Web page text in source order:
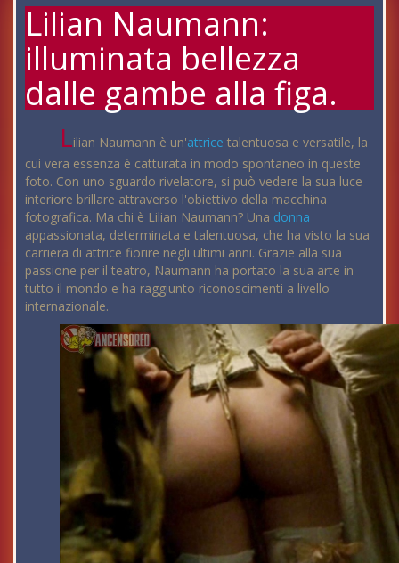
Lilian Naumann:
illuminata bellezza
dalle gambe alla figa.
Lilian Naumann è un'attrice talentuosa e versatile, la
cui vera essenza è catturata in modo spontaneo in queste
foto. Con uno sguardo rivelatore, si può vedere la sua luce
interiore brillare attraverso l'obiettivo della macchina
fotografica. Ma chi è Lilian Naumann? Una donna
appassionata, determinata e talentuosa, che ha visto la sua
carriera di attrice fiorire negli ultimi anni. Grazie alla sua
passione per il teatro, Naumann ha portato la sua arte in
tutto il mondo e ha raggiunto riconoscimenti a livello
internazionale.